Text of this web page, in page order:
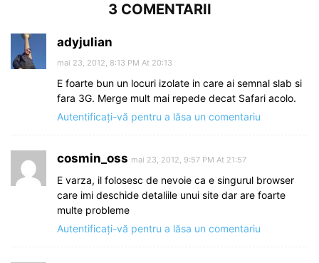
3 COMENTARII
adyjulian
mai 23, 2012, 8:13 PM At 20:13
E foarte bun un locuri izolate in care ai semnal slab si
fara 3G. Merge mult mai repede decat Safari acolo.
Autentificați-vă pentru a lăsa un comentariu
cosmin_oss mai 23, 2012, 9:57 PM At 21:57
E varza, il folosesc de nevoie ca e singurul browser
care imi deschide detaliile unui site dar are foarte
multe probleme
Autentificați-vă pentru a lăsa un comentariu